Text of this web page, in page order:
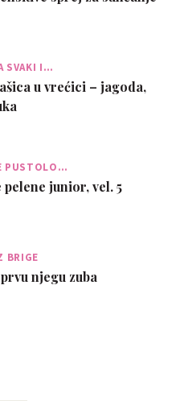
SVAKI I…
u vrećici – jagoda,
PUSTOLO…
junior, vel. 5
BRIGE
njegu zuba